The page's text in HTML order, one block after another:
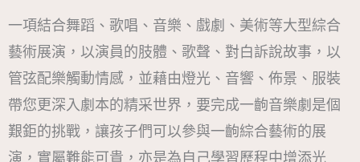
一項結合舞蹈、歌唱、音樂、戲劇、美術等大型綜合
藝術展演，以演員的肢體、歌聲、對白訴說故事，以
管弦配樂觸動情感，並藉由燈光、音響、佈景、服裝
帶您更深入劇本的精采世界，要完成一齣音樂劇是個
艱鉅的挑戰，讓孩子們可以參與一齣綜合藝術的展
演，實屬難能可貴，亦是為自己學習歷程中增添光